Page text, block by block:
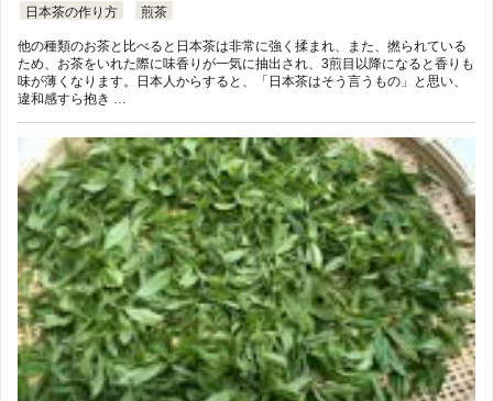
日本茶の作り方
煎茶
他の種類のお茶と比べると日本茶は非常に強く揉まれ、また、撚られている
ため、お茶をいれた際に味香りが一気に抽出され、3煎目以降になると香りも
味が薄くなります。日本人からすると、「日本茶はそう言うもの」と思い、
違和感すら抱き …